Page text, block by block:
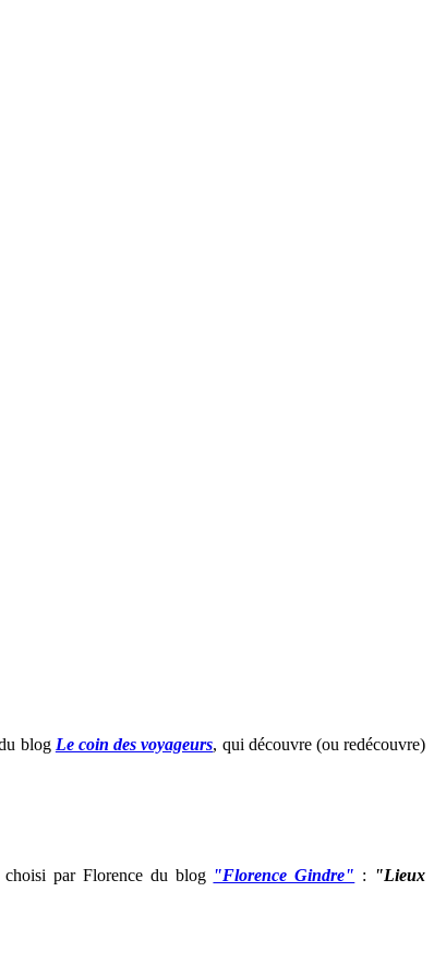
blog Le coin des voyageurs, qui découvre (ou redécouvre)
par Florence du blog "Florence Gindre" : "Lieux